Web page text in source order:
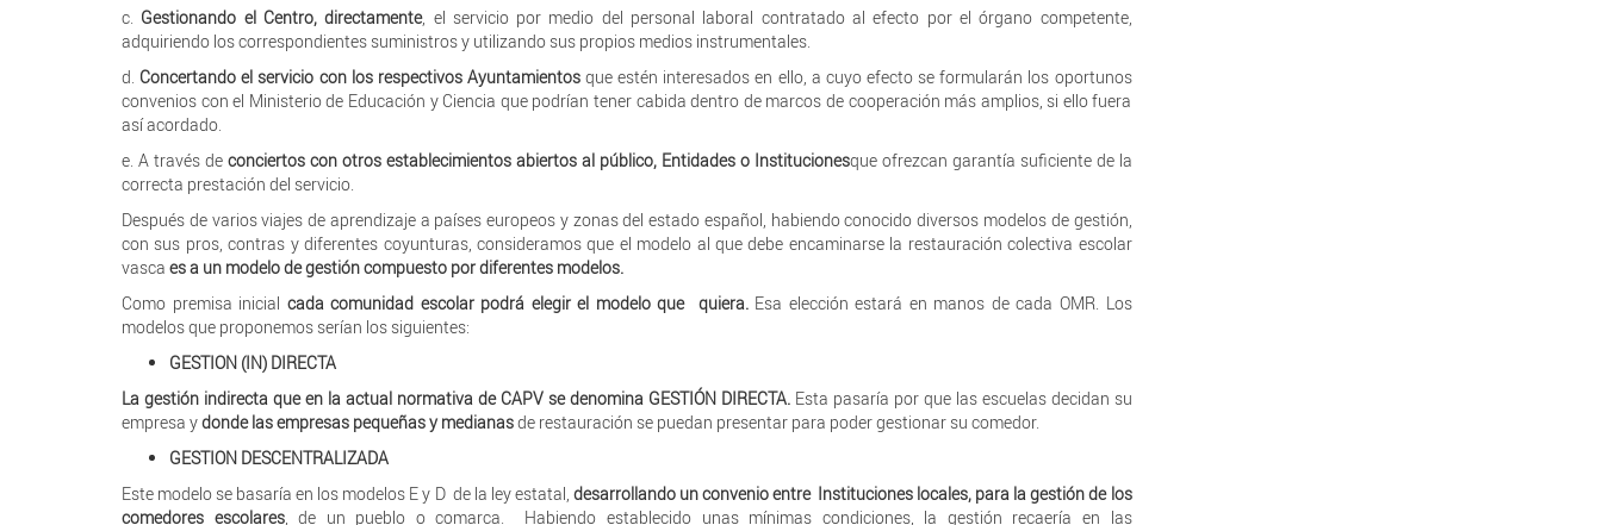
c. Gestionando el Centro, directamente, el servicio por medio del personal laboral contratado al efecto por el órgano competente,
adquiriendo los correspondientes suministros y utilizando sus propios medios instrumentales.
d. Concertando el servicio con los respectivos Ayuntamientosque estén interesados en ello, a cuyo efecto se formularán los oportunos
convenios con el Ministerio de Educación y Ciencia que podrían tener cabida dentro de marcos de cooperación más amplios, si ello fuera
así acordado.
e. A través de conciertos con otros establecimientos abiertos al público, Entidades o Institucionesque ofrezcan garantía suficiente de la
correcta prestación del servicio.
Después de varios viajes de aprendizaje a países europeos y zonas del estado español, habiendo conocido diversos modelos de gestión,
con sus pros, contras y diferentes coyunturas, consideramos que el modelo al que debe encaminarse la restauración colectiva escolar
vasca es a un modelo de gestión compuesto por diferentes modelos.
Como premisa inicial cada comunidad escolar podrá elegir el modelo que quiera. Esa elección estará en manos de cada OMR. Los
modelos que proponemos serían los siguientes:
GESTION (IN) DIRECTA
La gestión indirecta que en la actual normativa de CAPV se denomina GESTIÓN DIRECTA. Esta pasaría por que las escuelas decidan su
empresa ydonde las empresas pequeñas y medianasde restauración se puedan presentar para poder gestionar su comedor.
GESTION DESCENTRALIZADA
Este modelo se basaría en los modelos E y D de la ley estatal, desarrollando un convenio entre Instituciones locales, para la gestión de los
comedores escolares, de un pueblo o comarca. Habiendo establecido unas mínimas condiciones, la gestión recaería en las